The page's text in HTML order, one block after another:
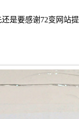
是要感谢72变网站